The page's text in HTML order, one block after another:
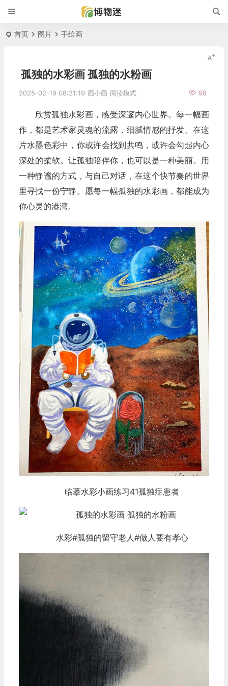
首页 图片 手绘画
孤独的水彩画 孤独的水粉画
2025-02-19 08:21:19 画小画 98
阅读模式
欣赏孤独水彩画，感受深邃内心世界。每一幅画
作，都是艺术家灵魂的流露，细腻情感的抒发。在这
片水墨色彩中，你或许会找到共鸣，或许会勾起内心
深处的柔软。让孤独陪伴你，也可以是一种美丽。用
一种静谧的方式，与自己对话，在这个快节奏的世界
里寻找一份宁静。愿每一幅孤独的水彩画，都能成为
你心灵的港湾。
临摹水彩小画练习41孤独症患者
水彩#孤独的留守老人#做人要有孝心